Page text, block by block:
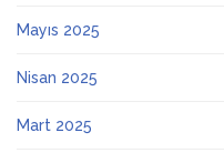
Mayıs 2025
Nisan 2025
Mart 2025